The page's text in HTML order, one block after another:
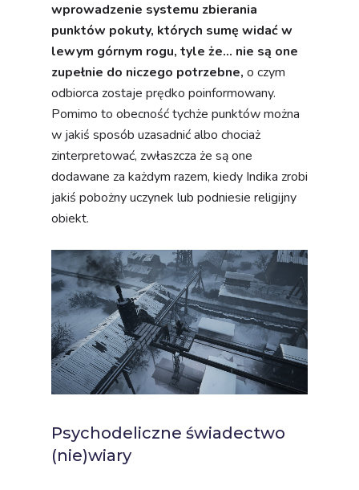
wprowadzenie systemu zbierania
punktów pokuty, których sumę widać w
lewym górnym rogu, tyle że... nie są one
zupełnie do niczego potrzebne, o czym
odbiorca zostaje prędko poinformowany.
Pomimo to obecność tychże punktów można
w jakiś sposób uzasadnić albo chociaż
zinterpretować, zwłaszcza że są one
dodawane za każdym razem, kiedy Indika zrobi
jakiś pobożny uczynek lub podniesie religijny
obiekt.
Psychodeliczne świadectwo
(nie)wiary